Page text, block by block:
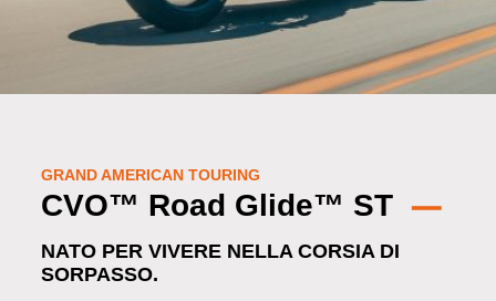
GRAND AMERICAN TOURING
CVO™ Road Glide™ ST
NATO PER VIVERE NELLA CORSIA DI
SORPASSO.